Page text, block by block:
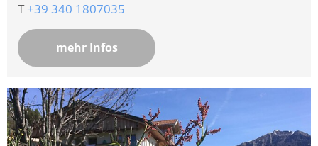
T+39 340 1807035
mehr Infos